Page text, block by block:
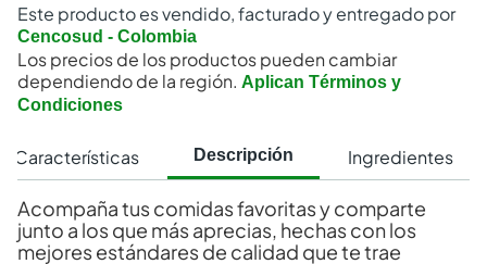
Este producto es vendido, facturado y entregado por
Cencosud - Colombia
Los precios de los productos pueden cambiar
dependiendo de la región. Aplican Términos y
Condiciones
Características Descripción Ingredientes
Acompaña tus comidas favoritas y comparte
junto a los que más aprecias, hechas con los
mejores estándares de calidad que te trae